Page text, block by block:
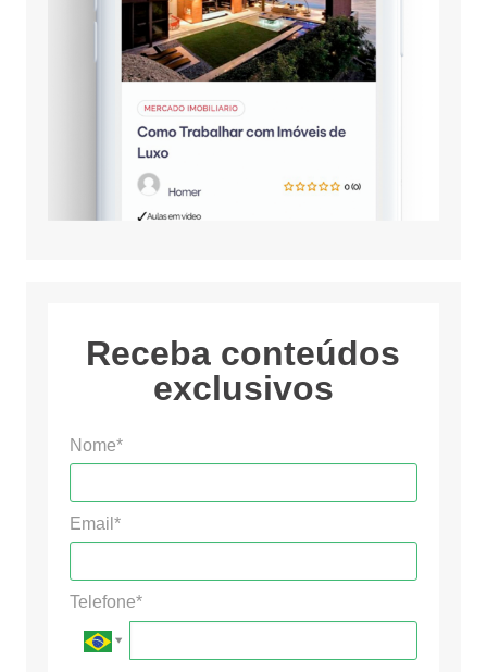
Receba conteúdos
exclusivos
Nome*
Email*
Telefone*